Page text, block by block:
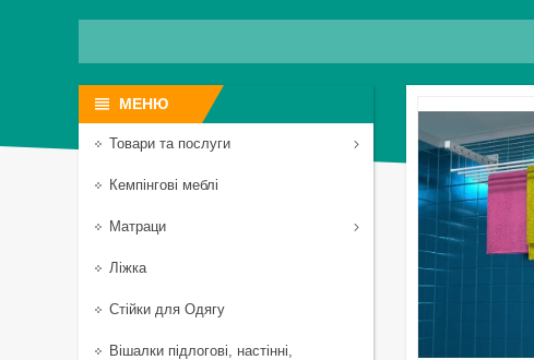
Товари та послуги
Кемпінгові меблі
Матраци
Ліжка
Стійки для Одягу
Вішалки підлогові, настінні,